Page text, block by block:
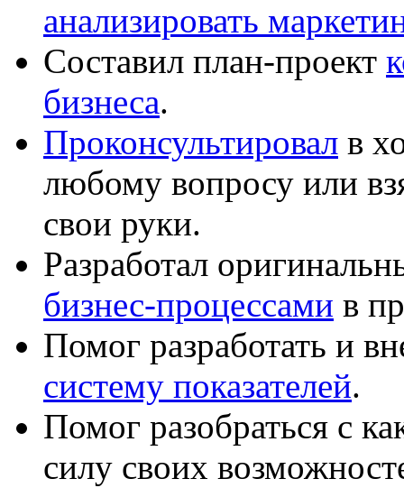
анализировать
Составил план-проект
бизнеса.
Проконсультировал в
любому вопросу или
свои руки.
Разработал
бизнес-процессами в
Помог разработать и
систему показателей.
Помог разобраться с
силу своих